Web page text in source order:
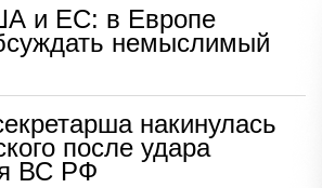
и ЕС: в Европе
немыслимый
накинулась
после удара
ВС РФ